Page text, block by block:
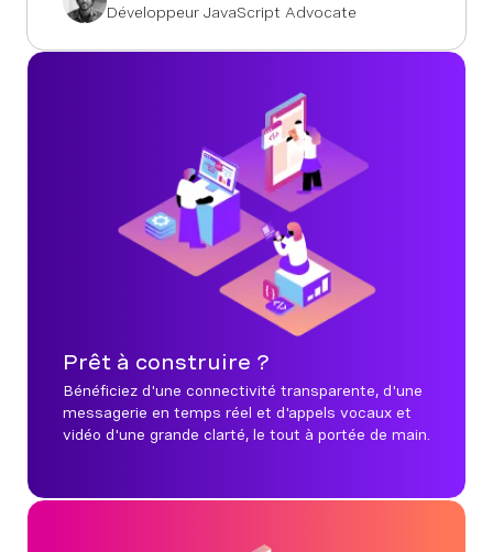
Développeur JavaScript Advocate
Prêt à construire ?
Bénéficiez d'une connectivité transparente, d'une
messagerie en temps réel et d'appels vocaux et
vidéo d'une grande clarté, le tout à portée de main.